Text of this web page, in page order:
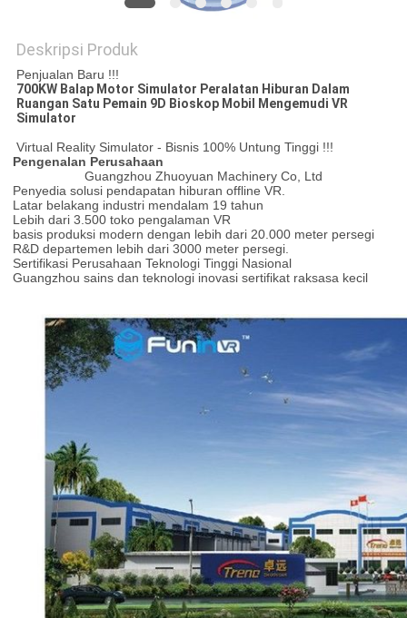
Deskripsi Produk
Penjualan Baru !!!
700KW Balap Motor Simulator Peralatan Hiburan Dalam
Ruangan Satu Pemain 9D Bioskop Mobil Mengemudi VR
Simulator
Virtual Reality Simulator - Bisnis 100% Untung Tinggi !!!
Pengenalan Perusahaan
Guangzhou Zhuoyuan Machinery Co, Ltd
Penyedia solusi pendapatan hiburan offline VR.
Latar belakang industri mendalam 19 tahun
Lebih dari 3.500 toko pengalaman VR
basis produksi modern dengan lebih dari 20.000 meter persegi
R&D departemen lebih dari 3000 meter persegi.
Sertifikasi Perusahaan Teknologi Tinggi Nasional
Guangzhou sains dan teknologi inovasi sertifikat raksasa kecil